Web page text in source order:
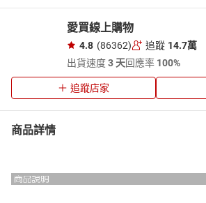
愛買線上購物
4.8 (86362) 追蹤 14.7萬
出貨速度3 天回應率 100%
追蹤店家
商品詳情